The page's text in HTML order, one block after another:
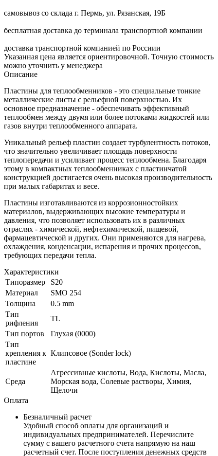
самовывоз со склада г. Пермь, ул. Рязанская, 19Б
бесплатная доставка до терминала транспортной компании
доставка транспортной компанией по Россиии
Указанная цена является ориентировочной. Точную стоимость
можно уточнить у менеджера
Описание
Пластины для теплообменников - это специальные тонкие
металлические листы с рельефной поверхностью. Их
основное предназначение - обеспечивать эффективный
теплообмен между двумя или более потоками жидкостей или
газов внутри теплообменного аппарата.
Уникальный рельеф пластин создает турбулентность потоков,
что значительно увеличивает площадь поверхности
теплопередачи и усиливает процесс теплообмена. Благодаря
этому в компактных теплообменниках с пластинчатой
конструкцией достигается очень высокая производительность
при малых габаритах и весе.
Пластины изготавливаются из коррозионностойких
материалов, выдерживающих высокие температуры и
давления, что позволяет использовать их в различных
отраслях - химической, нефтехимической, пищевой,
фармацевтической и других. Они применяются для нагрева,
охлаждения, конденсации, испарения и прочих процессов,
требующих передачи тепла.
Характеристики
Типоразмер
S20
Материал
SMO 254
Толщина
0.5 mm
Тип
рифления
TL
Тип портов
Глухая (0000)
Тип
крепления к
пластине
Клипсовое (Sonder lock)
Среда
Агрессивные кислоты, Вода, Кислоты, Масла,
Морская вода, Солевые растворы, Химия,
Щелочи
Оплата
Безналичный расчет
Удобный способ оплаты для организаций и
индивидуальных предпринимателей. Перечислите
сумму с вашего расчетного счета напрямую на наш
расчетный счет. После поступления денежных средств